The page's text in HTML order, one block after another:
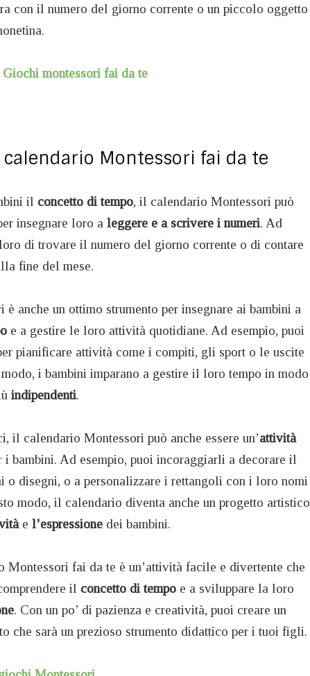
con il numero del giorno corrente o un piccolo oggetto
montessori fai da te
Montessori fai da te
il concetto di tempo, il calendario Montessori può
insegnare loro a leggere e a scrivere i numeri. Ad
di trovare il numero del giorno corrente o di contare
fine del mese.
anche un ottimo strumento per insegnare ai bambini a
e a gestire le loro attività quotidiane. Ad esempio, puoi
pianificare attività come i compiti, gli sport o le uscite
i bambini imparano a gestire il loro tempo in modo
indipendenti.
il calendario Montessori può anche essere un’attività
i bambini. Ad esempio, puoi incoraggiarli a decorare il
o disegni, o a personalizzare i rettangoli con i loro nomi
modo, il calendario diventa anche un progetto artistico
e l’espressionedei bambini.
Montessori fai da te è un’attività facile e divertente che
il concetto di tempoe a sviluppare la loro
. Con un po’ di pazienza e creatività, puoi creare un
che sarà un prezioso strumento didattico per i tuoi figli.